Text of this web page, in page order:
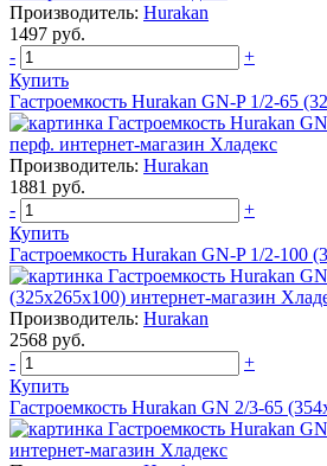
Производитель: Hurakan
1497 руб.
-
+
Купить
Гастроемкость Hurakan GN-P 1/2-65
Производитель: Hurakan
1881 руб.
-
+
Купить
Гастроемкость Hurakan GN-P 1/2-100
Производитель: Hurakan
2568 руб.
-
+
Купить
Гастроемкость Hurakan GN 2/3-65